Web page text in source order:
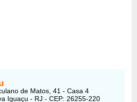
de Matos, 41 - Casa 4
Iguaçu - RJ - CEP: 26255-220